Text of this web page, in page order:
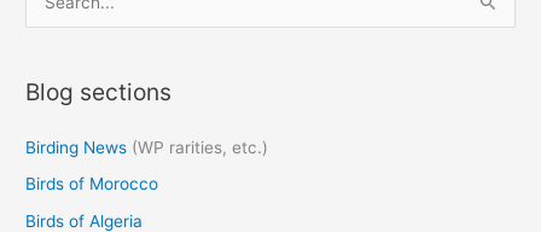
e
r
h
f
o
Blog sections
Birding News (WP rarities, etc.)
Birds of Morocco
Birds of Algeria